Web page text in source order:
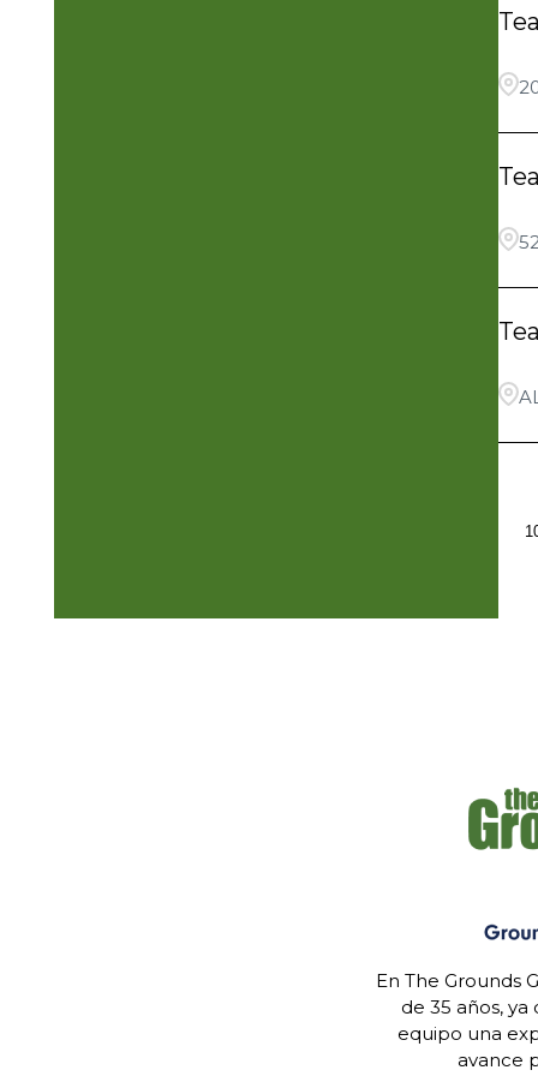
En The Grounds
de 35 años,
equipo una
avance